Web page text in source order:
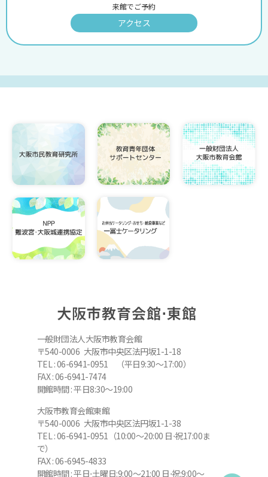
来館でご予約
アクセス
大阪市教育会館⋅東館
一般財団法人大阪市教育会館
〒540-0006 大阪市中央区法円坂1-1-18
TEL : 06-6941-0951 （平日9:30～17:00）
FAX : 06-6941-7474
開館時間 : 平日8:30～19:00
大阪市教育会館東館
〒540-0006 大阪市中央区法円坂1-1-38
TEL : 06-6941-0951（10:00～20:00 日⋅祝17:00ま
で）
FAX : 06-6945-4833
開館時間 : 平日⋅土曜日:9:00～21:00 日⋅祝:9:00～